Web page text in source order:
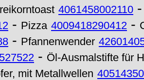
4061458002110
- Pizza 4009418290412 -
- Pfannenwender
- Öl-Ausmalstifte für
mit Metallwellen